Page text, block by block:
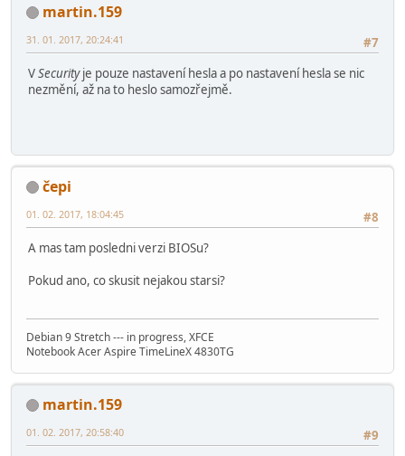
martin.159
#7
31. 01. 2017, 20:24:41
VSecurityje pouze nastavení hesla a po nastavení hesla se nic
nezmění, až na to heslo samozřejmě.
čepi
#8
01. 02. 2017, 18:04:45
A mas tam posledni verzi BIOSu?
Pokud ano, co skusit nejakou starsi?
Debian 9 Stretch --- in progress, XFCE
Notebook Acer Aspire TimeLineX 4830TG
martin.159
#9
01. 02. 2017, 20:58:40